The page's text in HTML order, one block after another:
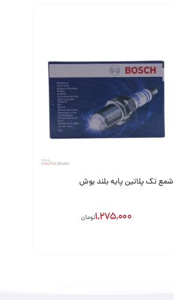
شمع تک پلاتین پایه بلند بوش
1,275,000تومان